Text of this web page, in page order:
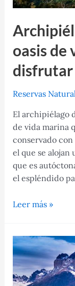
oasis de
disfrutar
Reservas
El archipiélago
de vida marina
conservado con
el que se alojan
que es
el espléndido
Archipiélago
un
oasis
de
vida
Leer más »